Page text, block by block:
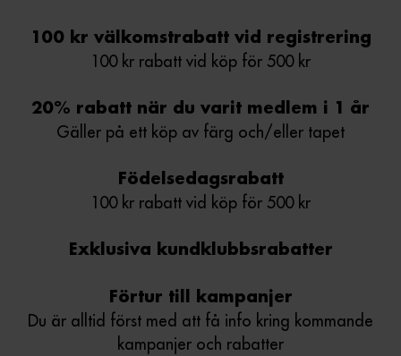
100 kr välkomstrabatt vid registrering
100 kr rabatt vid köp för 500 kr
20% rabatt när du varit medlem i 1 år
Gäller på ett köp av färg och/eller tapet
Födelsedagsrabatt
100 kr rabatt vid köp för 500 kr
Exklusiva kundklubbsrabatter
Förtur till kampanjer
Du är alltid först med att få info kring kommande
kampanjer och rabatter